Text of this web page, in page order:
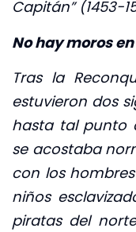
Capitán” (1453-
No hay moros
Tras la
estuvieron dos
hasta tal punto
se acostaba
con los
niños
piratas del